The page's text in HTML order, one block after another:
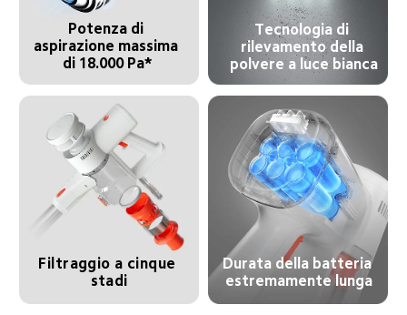
Potenza di
aspirazione massima
di 18.000 Pa*
Tecnologia di
rilevamento della
polvere a luce bianca
Filtraggio a cinque
stadi
Durata della batteria
estremamente lunga